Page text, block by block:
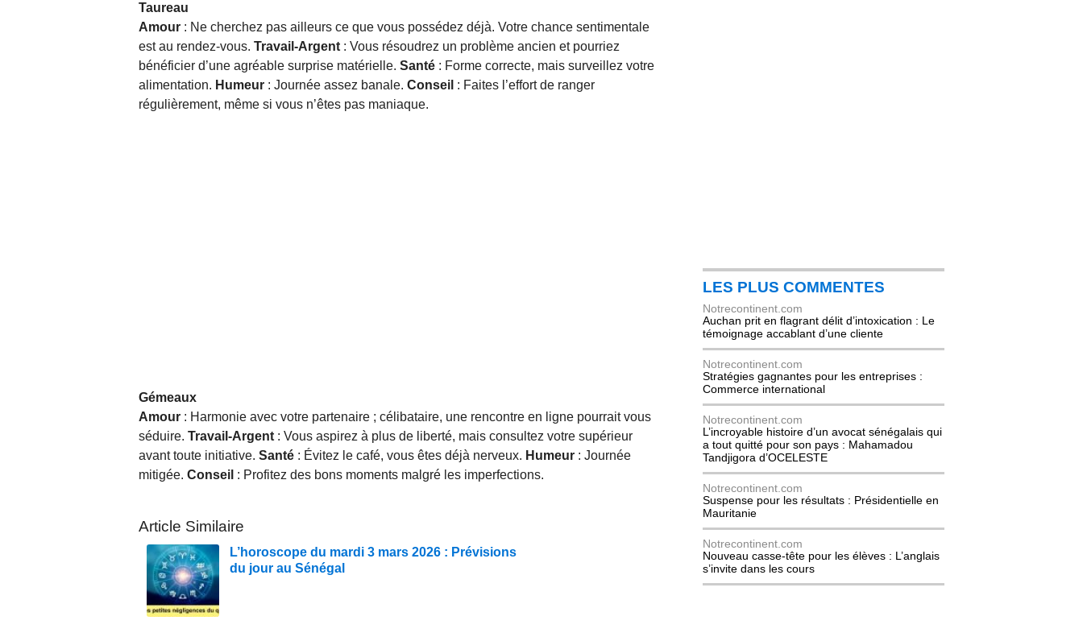
Taureau
Amour : Ne cherchez pas ailleurs ce que vous possédez déjà. Votre chance sentimentale
est au rendez-vous. Travail-Argent : Vous résoudrez un problème ancien et pourriez
bénéficier d’une agréable surprise matérielle. Santé : Forme correcte, mais surveillez votre
alimentation. Humeur : Journée assez banale. Conseil : Faites l’effort de ranger
régulièrement, même si vous n’êtes pas maniaque.
Gémeaux
Amour : Harmonie avec votre partenaire ; célibataire, une rencontre en ligne pourrait vous
séduire. Travail-Argent : Vous aspirez à plus de liberté, mais consultez votre supérieur
avant toute initiative. Santé : Évitez le café, vous êtes déjà nerveux. Humeur : Journée
mitigée. Conseil : Profitez des bons moments malgré les imperfections.
Article Similaire
L’horoscope du mardi 3 mars 2026 : Prévisions
du jour au Sénégal
LES PLUS COMMENTES
Notrecontinent.com
Auchan prit en flagrant délit d’intoxication : Le
témoignage accablant d’une cliente
Notrecontinent.com
Stratégies gagnantes pour les entreprises :
Commerce international
Notrecontinent.com
L’incroyable histoire d’un avocat sénégalais qui
a tout quitté pour son pays : Mahamadou
Tandjigora d’OCELESTE
Notrecontinent.com
Suspense pour les résultats : Présidentielle en
Mauritanie
Notrecontinent.com
Nouveau casse-tête pour les élèves : L’anglais
s’invite dans les cours